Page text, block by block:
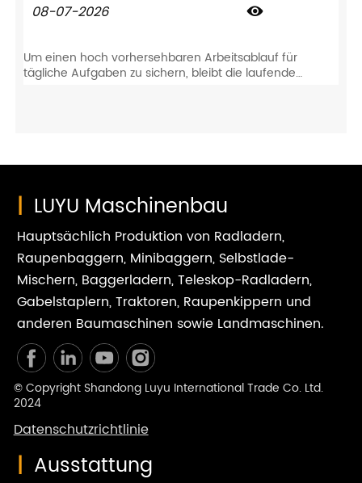
08-07-2026

Um einen hoch vorhersehbaren Arbeitsablauf für
tägliche Aufgaben zu sichern, bleibt die laufende
| LUYU Maschinenbau
Hauptsächlich Produktion von Radladern,
Raupenbaggern, Minibaggern, Selbstlade-
Mischern, Baggerladern, Teleskop-Radladern,
Gabelstaplern, Traktoren, Raupenkippern und
anderen Baumaschinen sowie Landmaschinen.
© Copyright Shandong Luyu International Trade Co. Ltd.
2024
Datenschutzrichtlinie
| Ausstattung